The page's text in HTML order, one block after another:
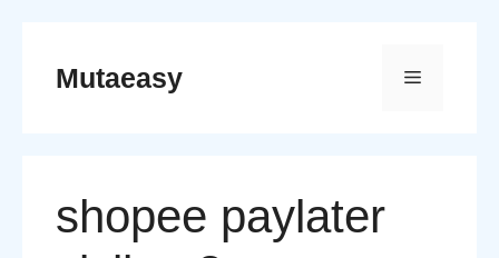
contentMutaeasy Menu
shopee paylater